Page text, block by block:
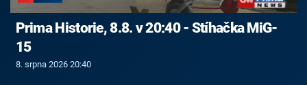
Prima Historie, 8.8. v 20:40 - Stíhačka MiG-
15
8. srpna 2026 20:40